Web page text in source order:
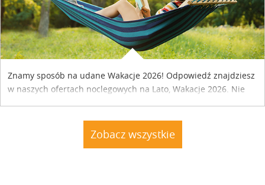
Znamy sposób na udane Wakacje 2026! Odpowiedź znajdziesz
w naszych ofertach noclegowych na Lato, Wakacje 2026. Nie
Zobacz wszystkie